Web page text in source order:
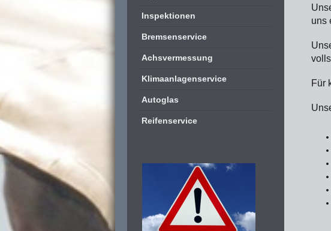
uns
Für
Inspektionen
Bremsenservice
Achsvermessung
Klimaanlagenservice
Autoglas
Reifenservice